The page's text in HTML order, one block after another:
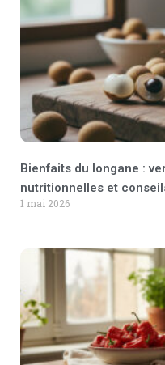
Bienfaits du longane :
nutritionnelles et
1 mai 2026